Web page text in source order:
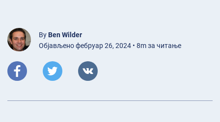
By Ben Wilder
Објављено фебруар 26, 2024 • 8m за читање